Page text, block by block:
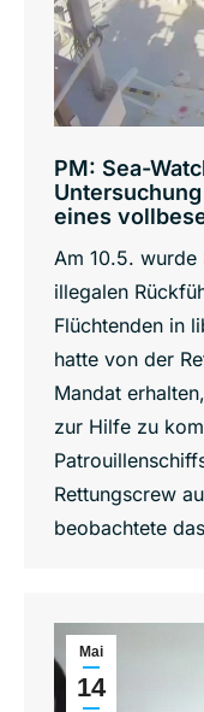
PM: Sea-
eines
Am 10.5. wurde
illegalen
Flüchtenden in
hatte von der
Mandat
zur Hilfe zu
Rettungscrew
beobachtete
Mai
14